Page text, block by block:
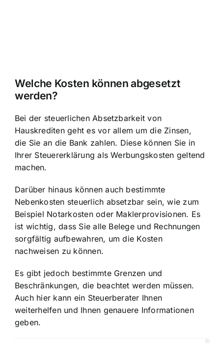
Welche Kosten können abgesetzt
werden?
Bei der steuerlichen Absetzbarkeit von
Hauskrediten geht es vor allem um die Zinsen,
die Sie an die Bank zahlen. Diese können Sie in
Ihrer Steuererklärung als Werbungskosten geltend
machen.
Darüber hinaus können auch bestimmte
Nebenkosten steuerlich absetzbar sein, wie zum
Beispiel Notarkosten oder Maklerprovisionen. Es
ist wichtig, dass Sie alle Belege und Rechnungen
sorgfältig aufbewahren, um die Kosten
nachweisen zu können.
Es gibt jedoch bestimmte Grenzen und
Beschränkungen, die beachtet werden müssen.
Auch hier kann ein Steuerberater Ihnen
weiterhelfen und Ihnen genauere Informationen
geben.